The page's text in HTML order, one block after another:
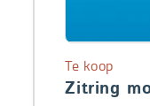
Zitring
Te koop